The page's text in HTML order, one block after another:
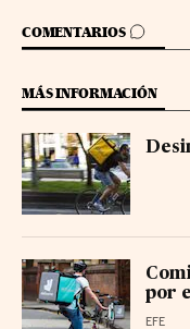
COMENTARIOS
IR A LOS
MÁS INFORMACIÓN
por
EFE